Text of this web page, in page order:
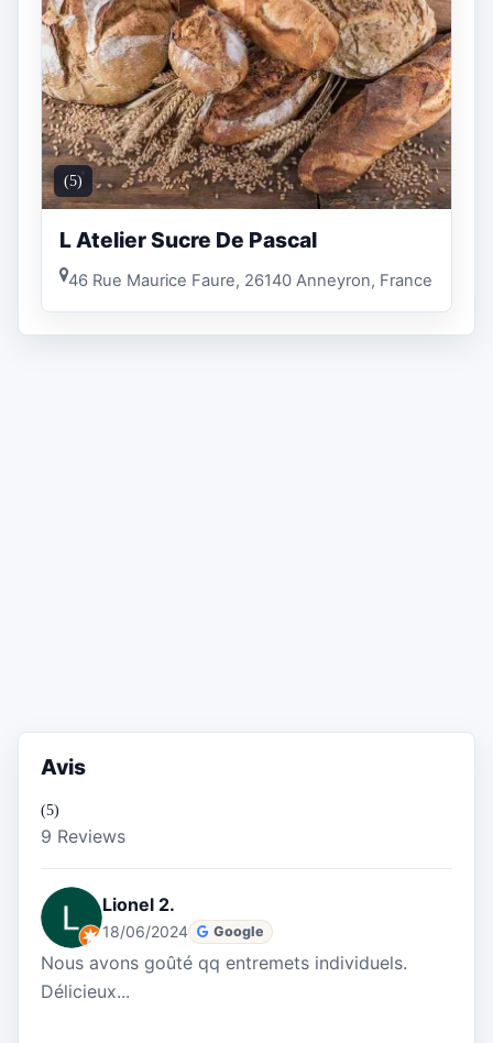
(5)
L Atelier Sucre De Pascal
46 Rue Maurice Faure, 26140 Anneyron, France
Avis
(5)
9 Reviews
Lionel 2.
18/06/2024 Google
Nous avons goûté qq entremets individuels.
Délicieux...